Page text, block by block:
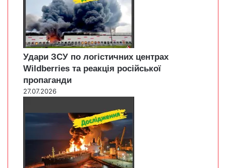
Удари ЗСУ по логістичних центрах
Wildberries та реакція російської
пропаганди
27.07.2026